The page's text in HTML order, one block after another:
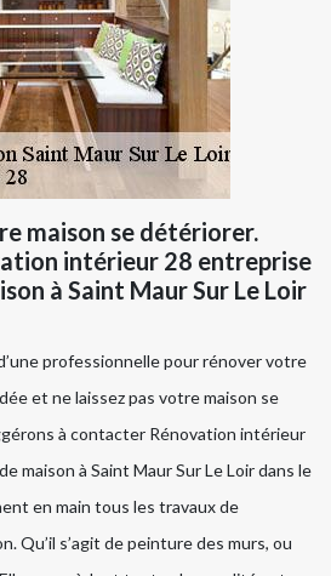
maison se détériorer.
intérieur 28 entreprise
à Saint Maur Sur Le Loir
professionnelle pour rénover votre
et ne laissez pas votre maison se
à contacter Rénovation intérieur
maison à Saint Maur Sur Le Loir dans le
en main tous les travaux de
Qu’il s’agit de peinture des murs, ou